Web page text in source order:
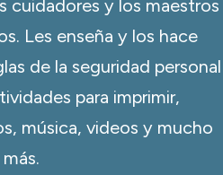
cuidadores y los maestros
Les enseña y los hace
de la seguridad personal
para imprimir,
música, videos y mucho
más.